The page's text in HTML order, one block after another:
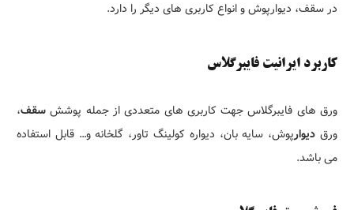
در سقف، دیوارپوش و انواع کاربری های دیگر را دارد.
کاربرد ایرانیت فایبرگلاس
ورق های فایبرگلاس جهت کاربری های متعددی از جمله پوشش سقف،
ورقدیوارپوش، سایه بان، دیواره کولینگ تاور، گلخانه و… قابل استفاده
می باشد.